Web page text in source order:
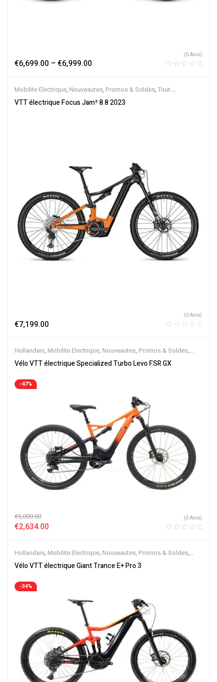
€6,699.00 – €6,999.00
(0 Avis)
Mobilite Electrique, Nouveautes, Promos & Soldes, Tout-
Suspendus,Vélo électrique ville,Velos Electriques
VTT électrique Focus Jam² 8.8 2023
€7,199.00
(0 Avis)
Hollandais, Mobilite Electrique, Nouveautes, Promos & Soldes,
Tout-Suspendus,Vélo électrique ville,Velos Electriques,
Vélo VTT électrique Specialized Turbo Levo FSR GX
-47%
€5,000.00
€2,634.00
(0 Avis)
Hollandais, Mobilite Electrique, Nouveautes, Promos & Soldes,
Semi-Rigides,Vélo électrique ville,Velos Electriques
Vélo VTT électrique Giant Trance E+ Pro 3
-34%